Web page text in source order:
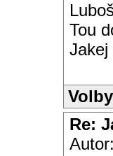
Tou
Jakej
Re:
Autor: